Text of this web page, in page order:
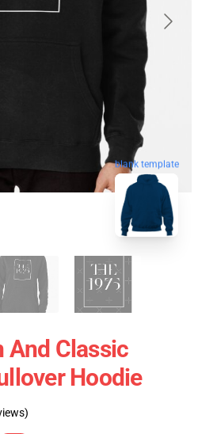
blank template
And Classic
Hoodie